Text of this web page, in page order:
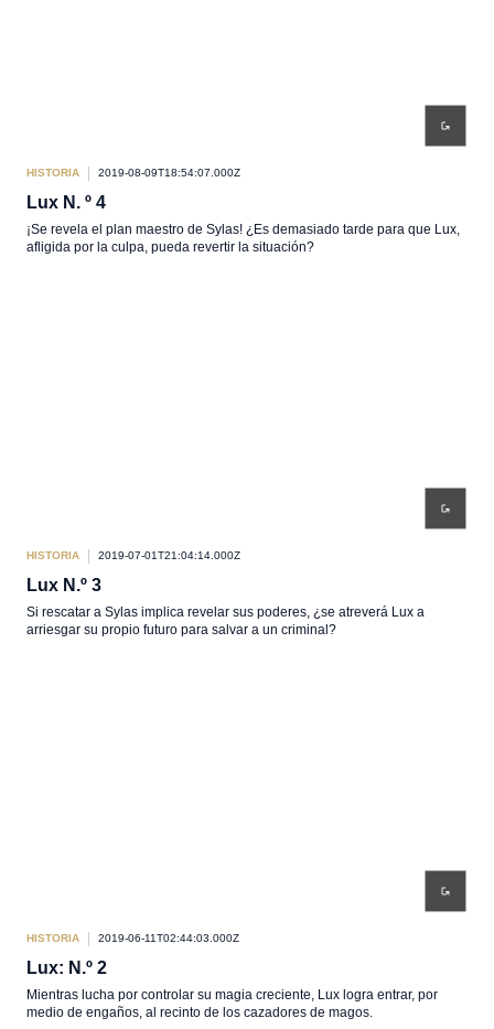
HISTORIA 2019-08-09T18:54:07.000Z
Lux N. º 4
¡Se revela el plan maestro de Sylas! ¿Es demasiado tarde para que Lux,
afligida por la culpa, pueda revertir la situación?
HISTORIA 2019-07-01T21:04:14.000Z
Lux N.º 3
Si rescatar a Sylas implica revelar sus poderes, ¿se atreverá Lux a
arriesgar su propio futuro para salvar a un criminal?
HISTORIA 2019-06-11T02:44:03.000Z
Lux: N.º 2
Mientras lucha por controlar su magia creciente, Lux logra entrar, por
medio de engaños, al recinto de los cazadores de magos.